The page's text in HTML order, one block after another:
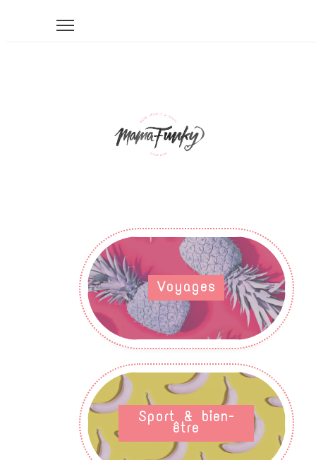
Voyages
Sport & bien-
être